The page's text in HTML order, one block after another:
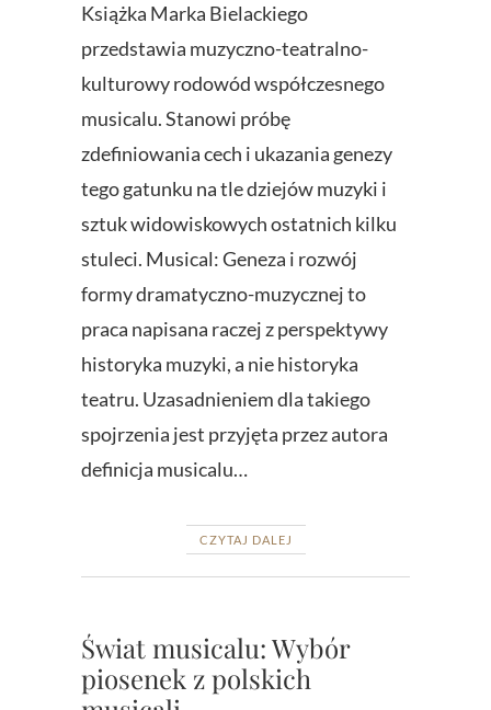
Książka Marka Bielackiego
przedstawia muzyczno-teatralno-
kulturowy rodowód współczesnego
musicalu. Stanowi próbę
zdefiniowania cech i ukazania genezy
tego gatunku na tle dziejów muzyki i
sztuk widowiskowych ostatnich kilku
stuleci. Musical: Geneza i rozwój
formy dramatyczno-muzycznej to
praca napisana raczej z perspektywy
historyka muzyki, a nie historyka
teatru. Uzasadnieniem dla takiego
spojrzenia jest przyjęta przez autora
definicja musicalu…
CZYTAJ DALEJ
Świat musicalu: Wybór
piosenek z polskich